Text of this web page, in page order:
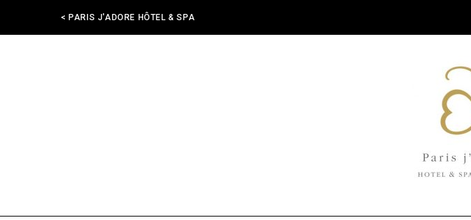
< PARIS J'ADORE HÔTEL & SPA